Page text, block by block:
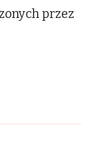
przez